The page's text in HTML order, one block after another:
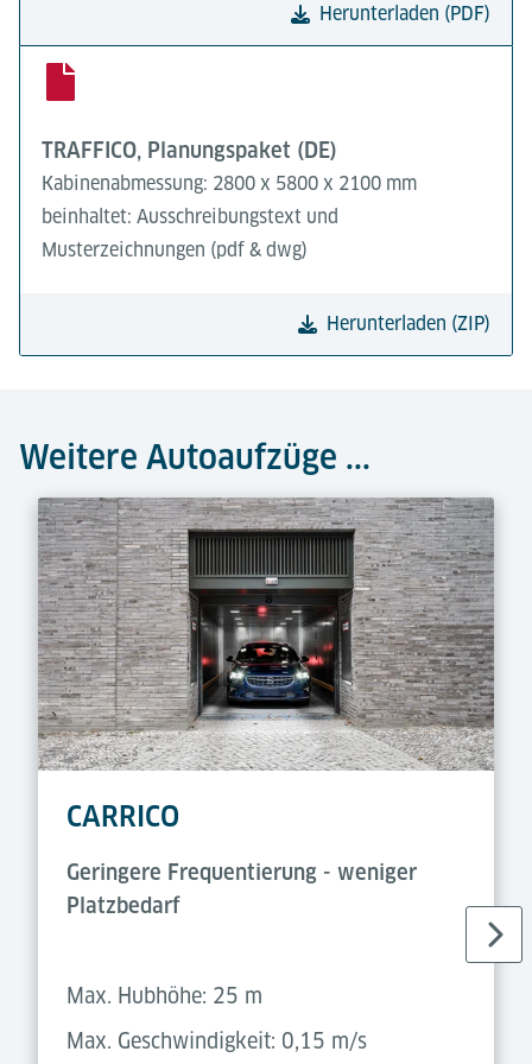
Herunterladen (PDF)
TRAFFICO, Planungspaket (DE)
Kabinenabmessung: 2800 x 5800 x 2100 mm
beinhaltet: Ausschreibungstext und
Musterzeichnungen (pdf & dwg)
Herunterladen (ZIP)
Weitere Autoaufzüge ...
CARRICO
Geringere Frequentierung - weniger
Platzbedarf
Max. Hubhöhe: 25 m
Max. Geschwindigkeit: 0,15 m/s